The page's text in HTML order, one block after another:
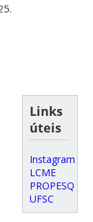
Links
úteis
Instagram
LCME
PROPESQ
UFSC